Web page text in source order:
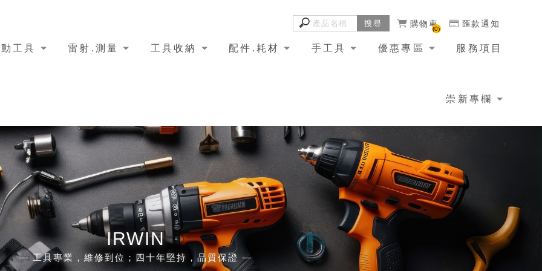
購物車
0
匯款通知
工具 雷射.測量 工具收納 配件.耗材 手工具 優惠專區 服務項目
崇新專欄
IRWIN